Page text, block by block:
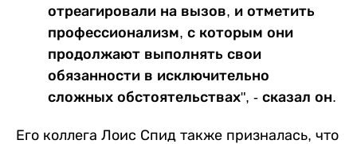
отреагировали на вызов, и отметить
профессионализм, с которым они
продолжают выполнять свои
обязанности в исключительно
сложных обстоятельствах", - сказал он.
Его коллега Лоис Спид также призналась, что